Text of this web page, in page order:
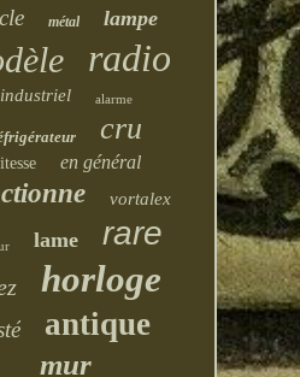
métal lampe
radio
industriel alarme
cru
en général
vortalex
lame rare
horloge
antique
mur